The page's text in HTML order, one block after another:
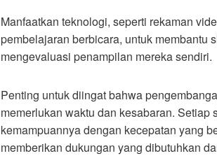
Manfaatkan teknologi, seperti rekaman
pembelajaran berbicara, untuk membantu
mengevaluasi penampilan mereka sendiri.
Penting untuk diingat bahwa
memerlukan waktu dan kesabaran. Setiap
kemampuannya dengan kecepatan yang
memberikan dukungan yang dibutuhkan